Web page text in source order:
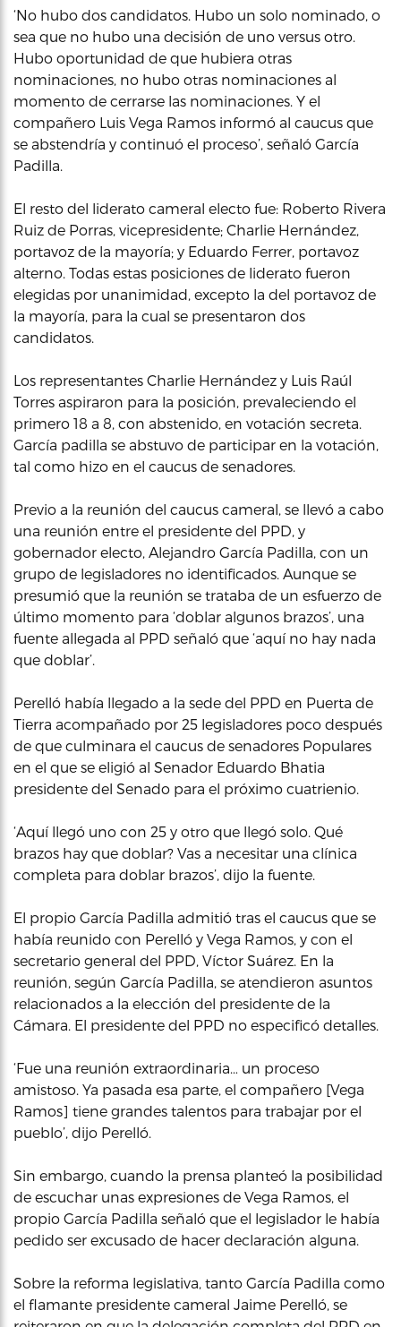
‘No hubo dos candidatos. Hubo un solo nominado, o
sea que no hubo una decisión de uno versus otro.
Hubo oportunidad de que hubiera otras
nominaciones, no hubo otras nominaciones al
momento de cerrarse las nominaciones. Y el
compañero Luis Vega Ramos informó al caucus que
se abstendría y continuó el proceso’, señaló García
Padilla.
El resto del liderato cameral electo fue: Roberto Rivera
Ruiz de Porras, vicepresidente; Charlie Hernández,
portavoz de la mayoría; y Eduardo Ferrer, portavoz
alterno. Todas estas posiciones de liderato fueron
elegidas por unanimidad, excepto la del portavoz de
la mayoría, para la cual se presentaron dos
candidatos.
Los representantes Charlie Hernández y Luis Raúl
Torres aspiraron para la posición, prevaleciendo el
primero 18 a 8, con abstenido, en votación secreta.
García padilla se abstuvo de participar en la votación,
tal como hizo en el caucus de senadores.
Previo a la reunión del caucus cameral, se llevó a cabo
una reunión entre el presidente del PPD, y
gobernador electo, Alejandro García Padilla, con un
grupo de legisladores no identificados. Aunque se
presumió que la reunión se trataba de un esfuerzo de
último momento para ‘doblar algunos brazos’, una
fuente allegada al PPD señaló que ‘aquí no hay nada
que doblar’.
Perelló había llegado a la sede del PPD en Puerta de
Tierra acompañado por 25 legisladores poco después
de que culminara el caucus de senadores Populares
en el que se eligió al Senador Eduardo Bhatia
presidente del Senado para el próximo cuatrienio.
‘Aquí llegó uno con 25 y otro que llegó solo. Qué
brazos hay que doblar? Vas a necesitar una clínica
completa para doblar brazos’, dijo la fuente.
El propio García Padilla admitió tras el caucus que se
había reunido con Perelló y Vega Ramos, y con el
secretario general del PPD, Víctor Suárez. En la
reunión, según García Padilla, se atendieron asuntos
relacionados a la elección del presidente de la
Cámara. El presidente del PPD no especificó detalles.
‘Fue una reunión extraordinaria… un proceso
amistoso. Ya pasada esa parte, el compañero [Vega
Ramos] tiene grandes talentos para trabajar por el
pueblo’, dijo Perelló.
Sin embargo, cuando la prensa planteó la posibilidad
de escuchar unas expresiones de Vega Ramos, el
propio García Padilla señaló que el legislador le había
pedido ser excusado de hacer declaración alguna.
Sobre la reforma legislativa, tanto García Padilla como
el flamante presidente cameral Jaime Perelló, se